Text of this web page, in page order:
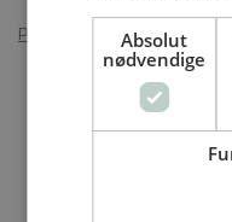
Persondatapolitik•
Absolut
nødvendige